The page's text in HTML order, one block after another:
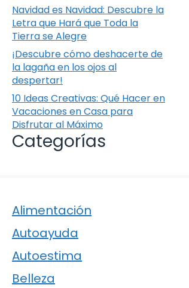
Navidad es Navidad: Descubre la
Letra que Hará que Toda la
Tierra se Alegre
¡Descubre cómo deshacerte de
la lagaña en los ojos al
despertar!
10 Ideas Creativas: Qué Hacer en
Vacaciones en Casa para
Disfrutar al Máximo
Categorías
Alimentación
Autoayuda
Autoestima
Belleza